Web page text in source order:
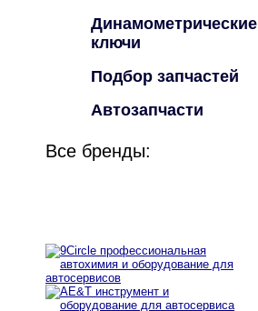
Динамометрические
ключи
Подбор запчастей
Автозапчасти
Все бренды: